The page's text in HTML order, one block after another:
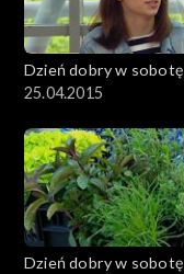
Dzień dobry w sobotę
25.04.2015
Dzień dobry w sobotę